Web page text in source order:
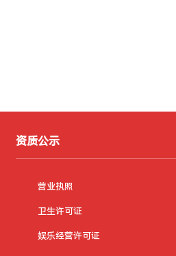
资质公示
营业执照
卫生许可证
娱乐经营许可证